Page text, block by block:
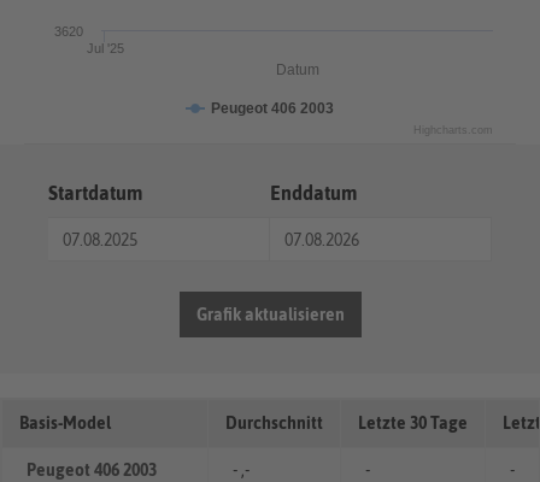
Datum
Peugeot 406 2003
Jul '25
3620
Highcharts.com
Startdatum Enddatum
Grafik aktualisieren
Basis-Model Durchschnitt Letzte 30 Tage
Peugeot 406 2003 - ,- - -